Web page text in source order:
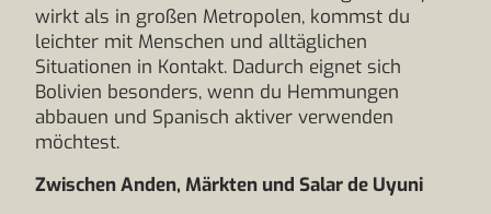
wirkt als in großen Metropolen, kommst du
leichter mit Menschen und alltäglichen
Situationen in Kontakt. Dadurch eignet sich
Bolivien besonders, wenn du Hemmungen
abbauen und Spanisch aktiver verwenden
möchtest.
Zwischen Anden, Märkten und Salar de Uyuni